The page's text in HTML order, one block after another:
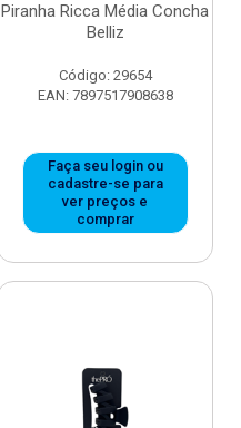
Piranha Ricca Média Concha
Belliz
Código: 29654
EAN: 7897517908638
Faça seu login ou
cadastre-se para
ver preços e
comprar